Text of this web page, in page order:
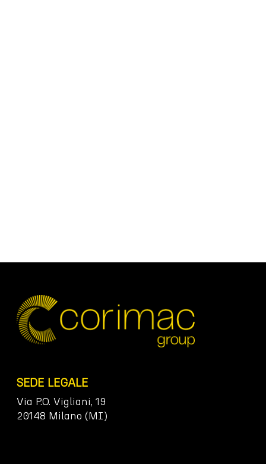
SEDE LEGALE
Via P.O. Vigliani, 19
20148 Milano (MI)